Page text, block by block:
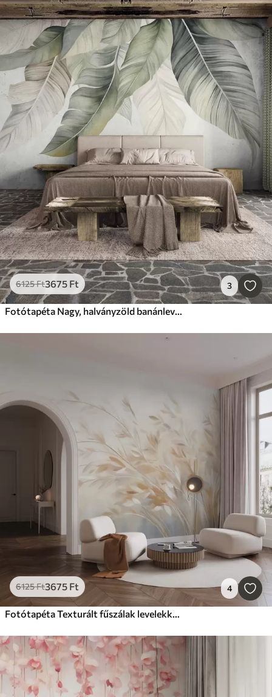
6125Ft3675 Ft 3
Fotótapéta Nagy, halványzöld banánlevelek, részletesen kidolgozott erekkel, texturált grafika, világos háttér
6125Ft3675 Ft 4
Fotótapéta Texturált fűszálak levelekkel, amelyek lágyan hullámzanak egy puha, tompa háttér előtt